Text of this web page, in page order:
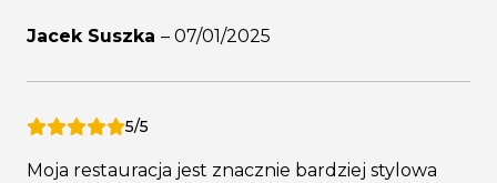
Jacek Suszka – 07/01/2025
5/5
Moja restauracja jest znacznie bardziej stylowa